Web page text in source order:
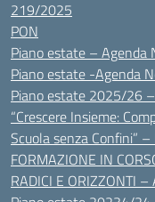
219/2025
PON
Piano estate – Agenda
Piano estate -Agenda
Piano estate 2025/26
“Crescere Insieme:
Scuola senza Confini”
FORMAZIONE IN
RADICI E ORIZZONTI